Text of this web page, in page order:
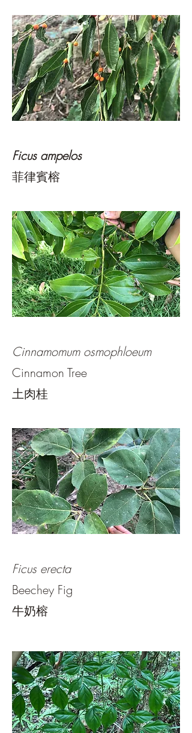
Ficus ampelos
​菲律賓榕
Cinnamomum osmophloeum
Cinnamon Tree
​土肉桂
Ficus erecta
Beechey Fig
牛奶榕